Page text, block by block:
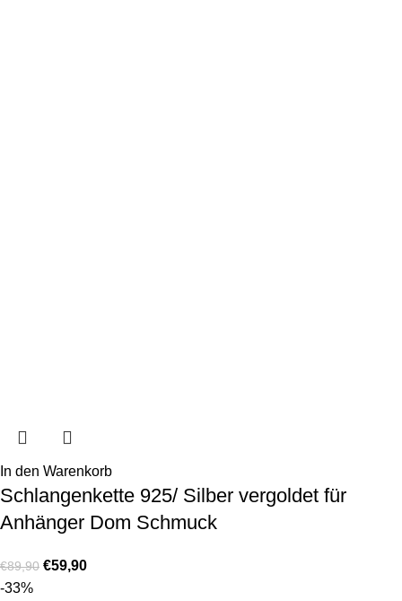
In den Warenkorb
Schlangenkette 925/ Silber vergoldet für
Anhänger Dom Schmuck
€89,90 €59,90
-33%